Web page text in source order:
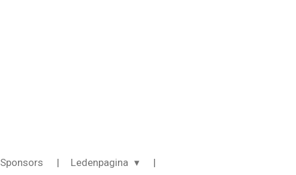
Sponsors
Ledenpagina